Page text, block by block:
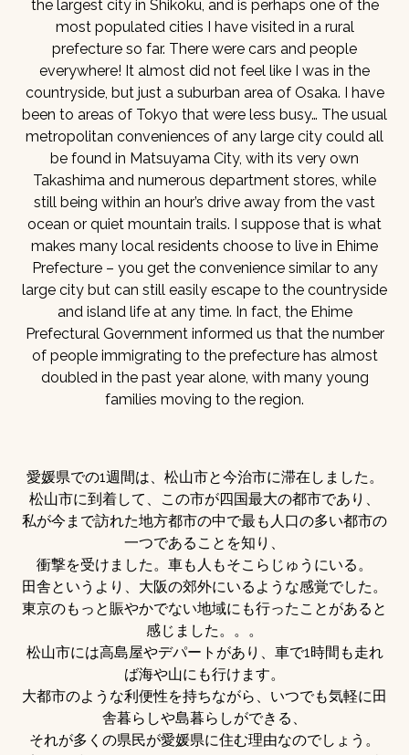
the largest city in Shikoku, and is perhaps one of the
most populated cities I have visited in a rural
prefecture so far. There were cars and people
everywhere! It almost did not feel like I was in the
countryside, but just a suburban area of Osaka. I have
been to areas of Tokyo that were less busy… The usual
metropolitan conveniences of any large city could all
be found in Matsuyama City, with its very own
Takashima and numerous department stores, while
still being within an hour’s drive away from the vast
ocean or quiet mountain trails. I suppose that is what
makes many local residents choose to live in Ehime
Prefecture – you get the convenience similar to any
large city but can still easily escape to the countryside
and island life at any time. In fact, the Ehime
Prefectural Government informed us that the number
of people immigrating to the prefecture has almost
doubled in the past year alone, with many young
families moving to the region.
愛媛県での1週間は、松山市と今治市に滞在しました。
松山市に到着して、この市が四国最大の都市であり、
私が今まで訪れた地方都市の中で最も人口の多い都市の
一つであることを知り、
衝撃を受けました。車も人もそこらじゅうにいる。
田舎というより、大阪の郊外にいるような感覚でした。
東京のもっと賑やかでない地域にも行ったことがあると
感じました。。。
松山市には高島屋やデパートがあり、車で1時間も走れ
ば海や山にも行けます。
大都市のような利便性を持ちながら、いつでも気軽に田
舎暮らしや島暮らしができる、
それが多くの県民が愛媛県に住む理由なのでしょう。